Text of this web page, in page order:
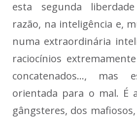
esta segunda
razão, na inteligência e,
numa extraordinária
raciocínios
concatenados…, mas
orientada para o mal. É
gângsteres, dos